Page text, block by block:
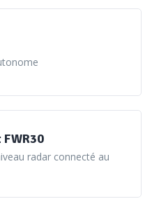
radars pour ce genre
radar de hauteur, le
radar connecté au